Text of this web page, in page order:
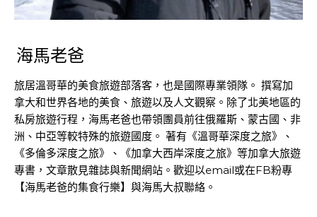
海馬老爸
旅居溫哥華的美食旅遊部落客，也是國際專業領隊。 撰寫加
拿大和世界各地的美食、旅遊以及人文觀察。除了北美地區的
私房旅遊行程，海馬老爸也帶領團員前往俄羅斯、蒙古國、非
洲、中亞等較特殊的旅遊國度。 著有《溫哥華深度之旅》、
《多倫多深度之旅》、《加拿大西岸深度之旅》等加拿大旅遊
專書，文章散見雜誌與新聞網站。歡迎以email或在FB粉專
【海馬老爸的集食行樂】與海馬大叔聯絡。